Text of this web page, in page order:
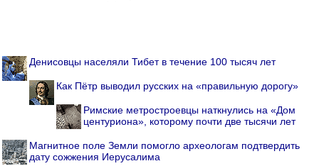
Денисовцы населяли Тибет в течение 100 тысяч лет
Как Пётр выводил русских на «правильную дорогу»
Римские метростроевцы наткнулись на «Дом
центуриона», которому почти две тысячи лет
Магнитное поле Земли помогло археологам подтвердить
дату сожжения Иерусалима